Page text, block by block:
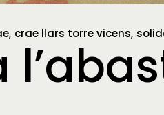
crae llars torre vicens